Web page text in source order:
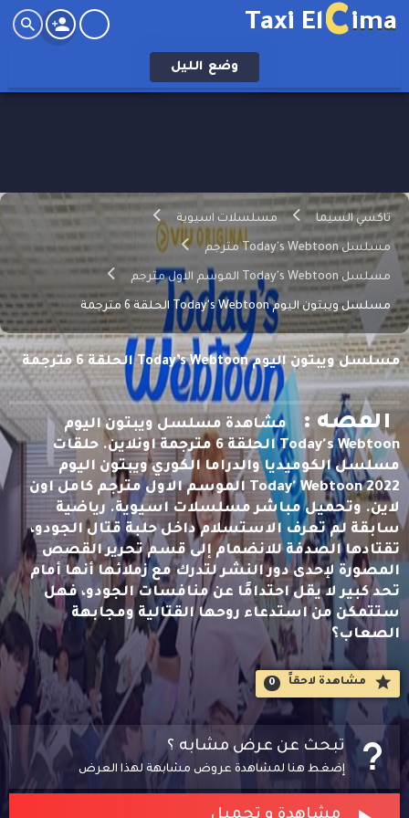
Taxi ElCima
وضع الليل
تاكسي السيما مسلسلات اسيوية
مسلسل Today's Webtoon مترجم
مسلسل Today's Webtoon الموسم الاول مترجم
مسلسل ويبتون اليوم Today's Webtoon الحلقة 6 مترجمة
مسلسل ويبتون اليوم Today’s Webtoon الحلقة 6 مترجمة
القصه :
مشاهدة مسلسل ويبتون اليوم
Today's Webtoon الحلقة 6 مترجمة اونلاين. حلقات
مسلسل الكوميديا والدراما الكوري ويبتون اليوم
Today' Webtoon 2022 الموسم الاول مترجم كامل اون
لاين. وتحميل مباشر مسلسلات اسيوية. رياضية
سابقة لم تعرف الاستسلام داخل حلبة قتال الجودو،
تقتادها الصدفة للانضمام إلى قسم تحرير القصص
المصورة لإحدى دور النشر لتدرك مع زملائها أنها أمام
تحد كبير لا يقل احتدامًا عن منافسات الجودو، فهل
ستتمكن من استدعاء روحها القتالية ومجابهة
الصعاب؟
مشاهدة لاحقاََ 0
تبحث عن عرض مشابه ؟
إضغط هنا لمشاهدة عروض مشابهة لهذا العرض